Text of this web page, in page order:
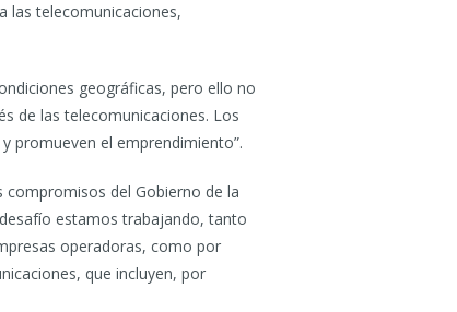
las telecomunicaciones,
geográficas, pero ello no
de las telecomunicaciones. Los
promueven el emprendimiento”.
compromisos del Gobierno de la
estamos trabajando, tanto
operadoras, como por
que incluyen, por